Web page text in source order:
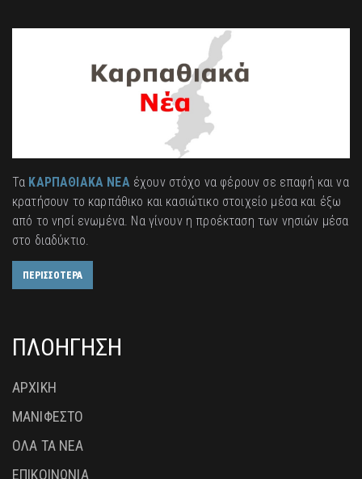
Τα ΚΑΡΠΑΘΙΑΚΑ ΝΕΑέχουν στόχο να φέρουν σε επαφή και να
κρατήσουν το καρπάθικο και κασιώτικο στοιχείο μέσα και έξω
από το νησί ενωμένα. Να γίνουν η προέκταση των νησιών μέσα
στο διαδύκτιο.
ΠΕΡΙΣΣΟΤΕΡΑ
ΠΛΟΗΓΗΣΗ
ΑΡΧΙΚΗ
ΜΑΝΙΦΕΣΤΟ
ΟΛΑ ΤΑ ΝΕΑ
ΕΠΙΚΟΙΝΩΝΙΑ